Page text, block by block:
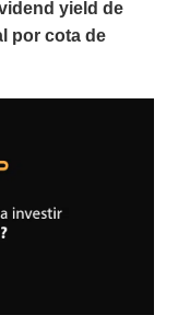
yield de
por cota de